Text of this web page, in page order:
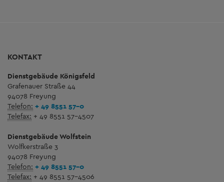
KONTAKT
Dienstgebäude Königsfeld
Grafenauer Straße 44
94078 Freyung
Telefon: + 49 8551 57-0
Telefax: + 49 8551 57-4507
Dienstgebäude Wolfstein
Wolfkerstraße 3
94078 Freyung
Telefon: + 49 8551 57-0
Telefax: + 49 8551 57-4506